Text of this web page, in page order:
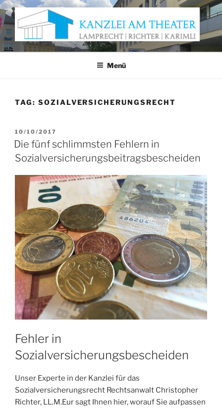
Zum
Inhalt
springen
KANZLEI AM THEATER
Anwaltskanzlei Würzburg
Menü
TAG: SOZIALVERSICHERUNGSRECHT
VERÖFFENTLICHT
AM
10/10/2017
Die fünf schlimmsten Fehlern in
Sozialversicherungsbeitragsbescheiden
Fehler in
Sozialversicherungsbescheiden
Unser Experte in der Kanzlei für das
Sozialversicherungsrecht Rechtsanwalt Christopher
Richter, LL.M.Eur sagt Ihnen hier, worauf Sie aufpassen